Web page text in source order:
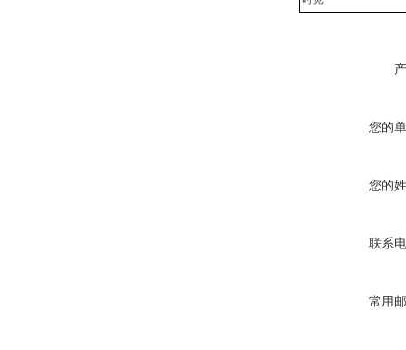
您的
您的
联系
常用